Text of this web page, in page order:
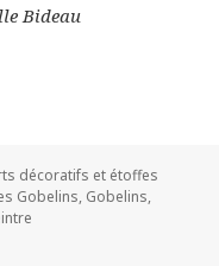
Bideau
décoratifs et étoffes
Gobelins, Gobelins,